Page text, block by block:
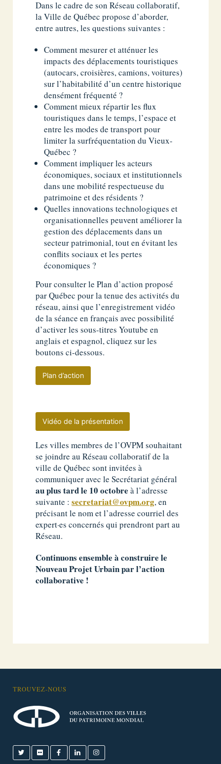
Dans le cadre de son Réseau collaboratif,
la Ville de Québec propose d’aborder,
entre autres, les questions suivantes :
Comment mesurer et atténuer les
impacts des déplacements touristiques
(autocars, croisières, camions, voitures)
sur l’habitabilité d’un centre historique
densément fréquenté ?
Comment mieux répartir les flux
touristiques dans le temps, l’espace et
entre les modes de transport pour
limiter la surfréquentation du Vieux-
Québec ?
Comment impliquer les acteurs
économiques, sociaux et institutionnels
dans une mobilité respectueuse du
patrimoine et des résidents ?
Quelles innovations technologiques et
organisationnelles peuvent améliorer la
gestion des déplacements dans un
secteur patrimonial, tout en évitant les
conflits sociaux et les pertes
économiques ?
Pour consulter le Plan d’action proposé
par Québec pour la tenue des activités du
réseau, ainsi que l’enregistrement vidéo
de la séance en français avec possibilité
d’activer les sous-titres Youtube en
anglais et espagnol, cliquez sur les
boutons ci-dessous.
Plan d’action
Vidéo de la présentation
Les villes membres de l’OVPM souhaitant
se joindre au Réseau collaboratif de la
ville de Québec sont invitées à
communiquer avec le Secrétariat général
au plus tard le 10 octobre à l’adresse
suivante :secretariat@ovpm.org, en
précisant le nom et l’adresse courriel des
expert·es concernés qui prendront part au
Réseau.
Continuons ensemble à construire le
Nouveau Projet Urbain par l’action
collaborative !
TROUVEZ-NOUS